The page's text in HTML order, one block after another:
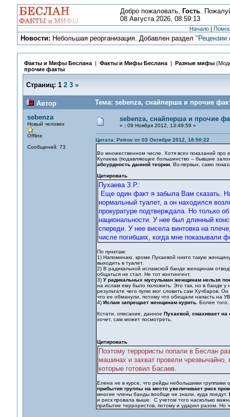
Добро пожаловать, Гость.
08 Августа 2026, 08:59:13
Начало |
Новости: Небольшая реорганизация. Добавлен раздел"Рецензии
Факты и Мифы Беслана| Факты и Мифы Беслана| Разные мифы
прочие факты
Страниц: 1 2 3 »
Автор
Тема: sebenza, снайперша и прочие
sebenza
Новый человек
Offline
Сообщений: 73
sebenza, снайперша и прочие
« :09 Ноября 2012, 13:49:59 »
Цитата: Petrov от 03 Октября 2012, 18:50:22
Во множественном числе. Хотя всех показаний про
Кулаева (подавляющее большинство – бывшие
абсурдность данной теории. Во-первых, само
Цитировать
Пухаева З.Р.:
Еще один факт я забыла Вам сказать.
нормальный туалет, а он находился
прокуратуре подтверждала. Но только
национальности. У нее был длинный
спереди. У нее висела винтовка на
числе погибших, когда мне показывали
По пунктам:
1) Напоминаю, кроме Пухаевой никто такую
выходить в туалет.
2) В радикальной исламской банде женщинам
общаться не стал. Не тот контингент.
3) У радикальных мусульман женщинам нельзя
на ислам ему было положить. Это так, но в банде
результате чего пулю мог словить сам Хучбаров.
что ее обманули, потому что обещали напасть на
4) Ислам запрещает женщинам курить. Более
Кстати, описание, данное Пухаевой, смахивает на
хочет, сам может посмотреть.
Цитировать
Поэтому террористы попали в Беслан
машинах и захват провели
которые готовил Басаев.
Елена не в курсе, что рейды небольшими группами
прибытия группы на место увеличивает риск
многие члены банды вообще не знали, куда поедут.
и риск провала выше. С учетом того насколько
прибытие террористов, потому и ударил разом. Но